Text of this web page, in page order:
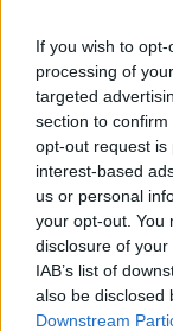
If you wish to
processing of
targeted
section to
opt-out request is
interest-based
us or personal
your opt-out. You
disclosure of
IAB’s list of
also be disclosed
Downstream